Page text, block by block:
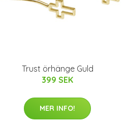
Trust örhänge Guld
399 SEK
MER INFO!